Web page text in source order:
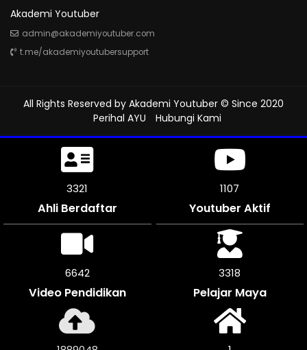
Akademi Youtuber
admin@akademiyoutuber.com
t.me/akademiyoutubersupport
All Rights Reserved by Akademi Youtuber © Since 2020
Perihal AYU
Hubungi Kami
3798
Ahli Berdaftar
1266
Youtuber Aktif
7596
Video Pendidikan
3798
Pelajar Maya